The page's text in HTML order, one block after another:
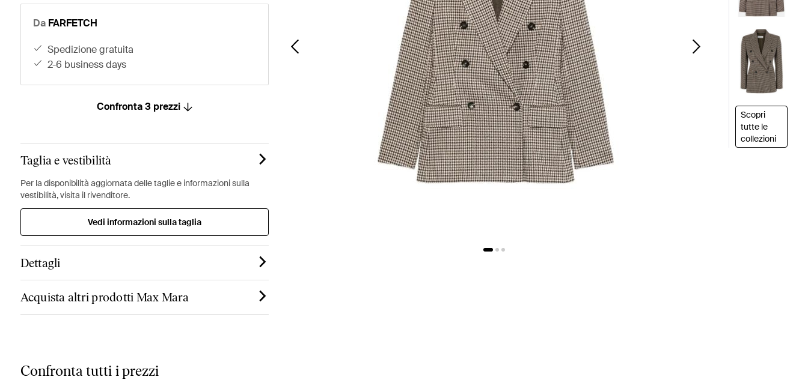
Da FARFETCH
spedizione gratuita
2-6 business days
Confronta 3 prezzi
Taglia e vestibilità
Per la disponibilità aggiornata delle taglie e informazioni sulla
vestibilità, visita il rivenditore.
Vedi informazioni sulla taglia
Dettagli
Acquista altri prodotti Max Mara
Scopri
tutte le
collezioni
Confronta tutti i prezzi